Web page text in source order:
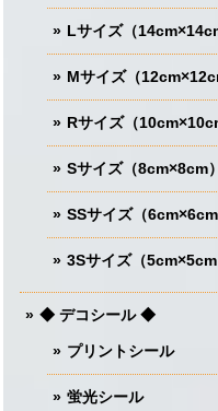
Lサイズ（
Mサイズ（
Rサイズ（
Sサイズ（8cm×8cm）
SSサイズ（6cm×6cm
3Sサイズ（5cm×5cm
◆ デコシール ◆
プリントシール
蛍光シール